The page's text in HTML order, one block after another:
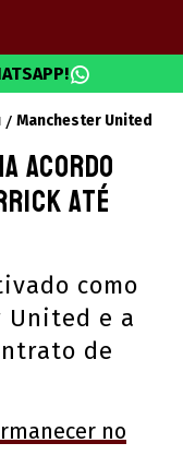
Manchester United
acordo
até
como
United e a
de
no